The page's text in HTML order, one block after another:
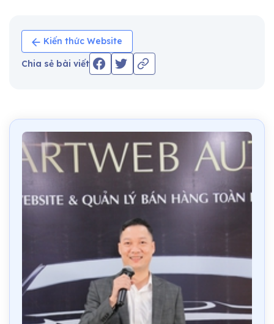
Kiến thức Website
Chia sẻ bài viết